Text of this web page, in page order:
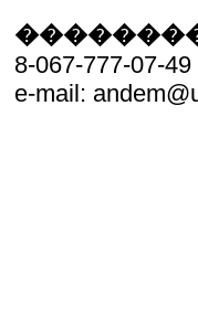
8-067-777-07-49
e-mail: